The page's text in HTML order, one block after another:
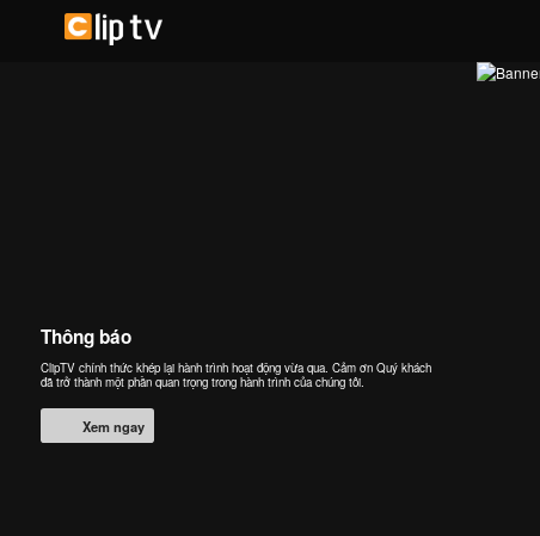
Thông báo
ClipTV chính thức khép lại hành trình hoạt động vừa qua. Cảm ơn Quý khách
đã trở thành một phần quan trọng trong hành trình của chúng tôi.
Xem ngay